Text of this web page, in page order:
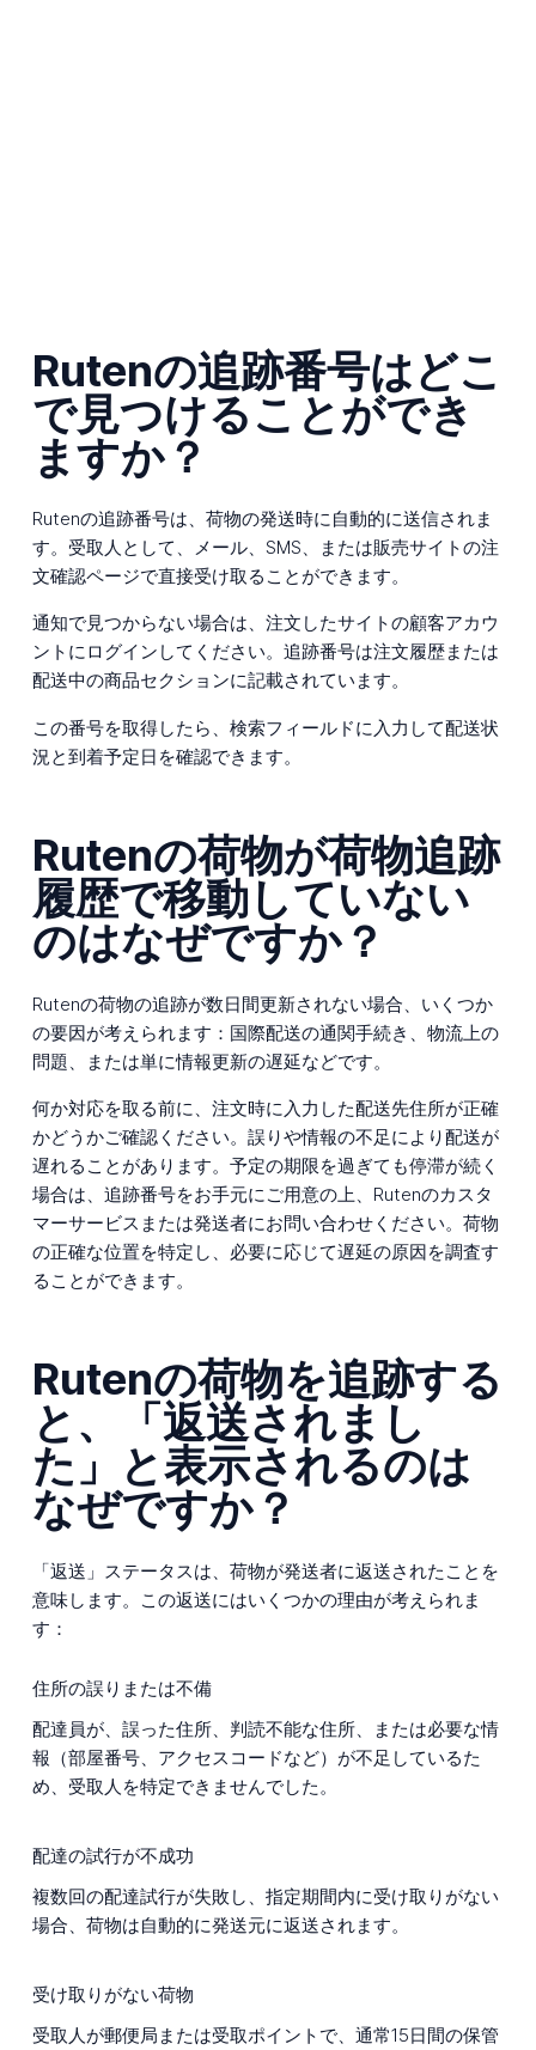
Rutenの追跡番号はどこ
で見つけることができ
ますか？
Rutenの追跡番号は、荷物の発送時に自動的に送信されま
す。受取人として、メール、SMS、または販売サイトの注
文確認ページで直接受け取ることができます。
通知で見つからない場合は、注文したサイトの顧客アカウ
ントにログインしてください。追跡番号は注文履歴または
配送中の商品セクションに記載されています。
この番号を取得したら、検索フィールドに入力して配送状
況と到着予定日を確認できます。
Rutenの荷物が荷物追跡
履歴で移動していない
のはなぜですか？
Rutenの荷物の追跡が数日間更新されない場合、いくつか
の要因が考えられます：国際配送の通関手続き、物流上の
問題、または単に情報更新の遅延などです。
何か対応を取る前に、注文時に入力した配送先住所が正確
かどうかご確認ください。誤りや情報の不足により配送が
遅れることがあります。予定の期限を過ぎても停滞が続く
場合は、追跡番号をお手元にご用意の上、Rutenのカスタ
マーサービスまたは発送者にお問い合わせください。荷物
の正確な位置を特定し、必要に応じて遅延の原因を調査す
ることができます。
Rutenの荷物を追跡する
と、「返送されまし
た」と表示されるのは
なぜですか？
「返送」ステータスは、荷物が発送者に返送されたことを
意味します。この返送にはいくつかの理由が考えられま
す：
住所の誤りまたは不備
配達員が、誤った住所、判読不能な住所、または必要な情
報（部屋番号、アクセスコードなど）が不足しているた
め、受取人を特定できませんでした。
配達の試行が不成功
複数回の配達試行が失敗し、指定期間内に受け取りがない
場合、荷物は自動的に発送元に返送されます。
受け取りがない荷物
受取人が郵便局または受取ポイントで、通常15日間の保管